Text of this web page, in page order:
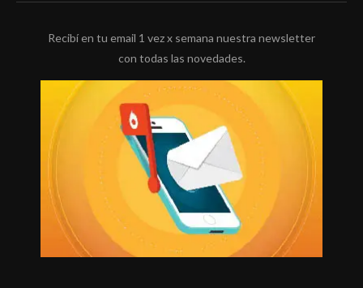
Recibí en tu email 1 vez x semana nuestra newsletter
con todas las novedades.